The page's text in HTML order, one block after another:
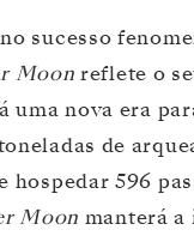
sucesso
Moonreflete o
uma nova era
de
hospedar 596
Moon manterá